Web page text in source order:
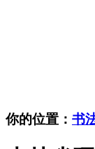
你的位置： 书